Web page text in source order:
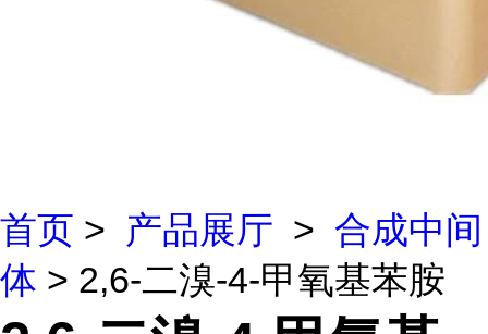
首页 > 产品展厅 > 合成中间
体 > 2,6-二溴-4-甲氧基苯胺